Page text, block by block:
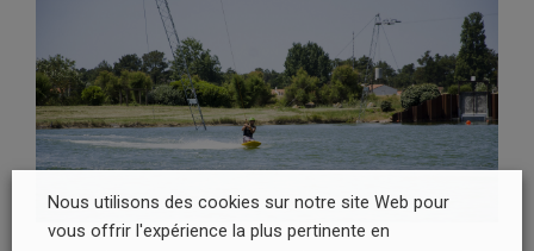
Nous utilisons des cookies sur notre site Web pour
vous offrir l'expérience la plus pertinente en